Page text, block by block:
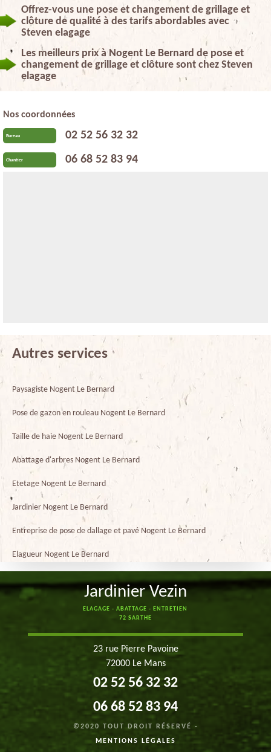
Offrez-vous une pose et changement de grillage et
clôture de qualité à des tarifs abordables avec
Steven elagage
Les meilleurs prix à Nogent Le Bernard de pose et
changement de grillage et clôture sont chez Steven
elagage
Nos coordonnées
Bureau 02 52 56 32 32
Chantier 06 68 52 83 94
Autres services
Paysagiste Nogent Le Bernard
Pose de gazon en rouleau Nogent Le Bernard
Taille de haie Nogent Le Bernard
Abattage d'arbres Nogent Le Bernard
Etetage Nogent Le Bernard
Jardinier Nogent Le Bernard
Entreprise de pose de dallage et pavé Nogent Le Bernard
Elagueur Nogent Le Bernard
Jardinier Vezin
ELAGAGE - ABATTAGE - ENTRETIEN
72 SARTHE
23 rue Pierre Pavoine
72000 Le Mans
02 52 56 32 32
06 68 52 83 94
©2020 TOUT DROIT RÉSERVÉ -
MENTIONS LÉGALES